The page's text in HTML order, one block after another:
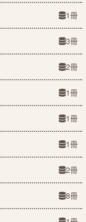
1冊
3冊
2冊
1冊
1冊
1冊
2冊
8冊